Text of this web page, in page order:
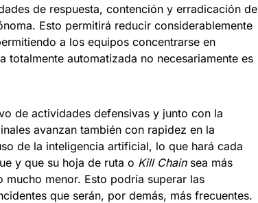
de respuesta, contención y erradicación de
Esto permitirá reducir considerablemente
a los equipos concentrarse en
totalmente automatizada no necesariamente es
de actividades defensivas y junto con la
avanzan también con rapidez en la
de la inteligencia artificial, lo que hará cada
y que su hoja de ruta o Kill Chainsea más
menor. Esto podría superar las
que serán, por demás, más frecuentes.